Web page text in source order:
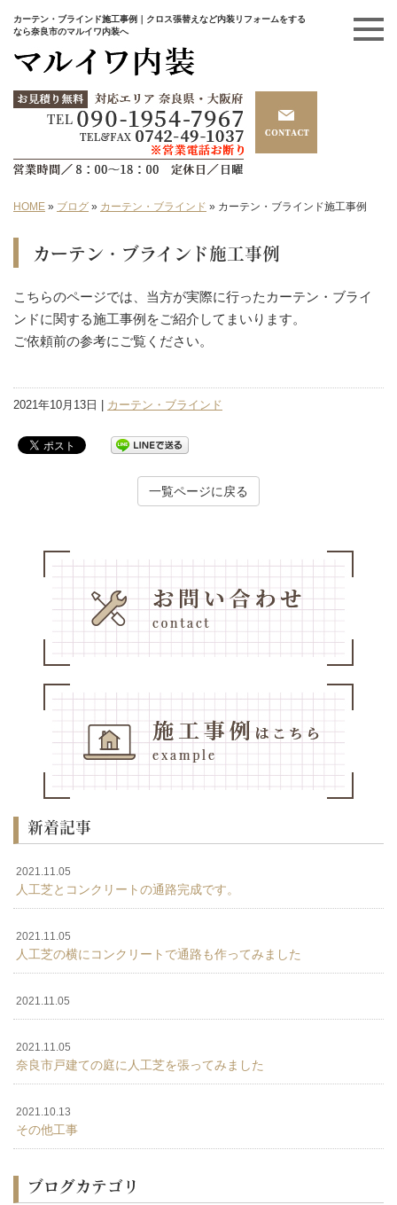
カーテン・ブラインド施工事例｜クロス張替えなど内装リフォームをする
なら奈良市のマルイワ内装へ
HOME » ブログ » カーテン・ブラインド » カーテン・ブラインド施工事例
カーテン・ブラインド施工事例
こちらのページでは、当方が実際に行ったカーテン・ブライ
ンドに関する施工事例をご紹介してまいります。
ご依頼前の参考にご覧ください。
2021年10月13日 | カーテン・ブラインド
一覧ページに戻る
新着記事
2021.11.05
人工芝とコンクリートの通路完成です。
2021.11.05
人工芝の横にコンクリートで通路も作ってみました
2021.11.05
2021.11.05
奈良市戸建ての庭に人工芝を張ってみました
2021.10.13
その他工事
ブログカテゴリ